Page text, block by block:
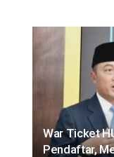
War Ticket
Pendaftar,